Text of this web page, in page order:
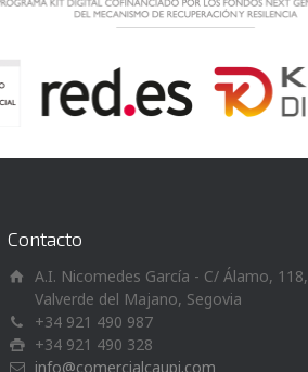
Contacto
A.I. Nicomedes García - C/ Álamo, 118,
Valverde del Majano, Segovia
+34 921 490 987
+34 921 490 328
info@comercialcaupi.com